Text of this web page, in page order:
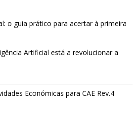
o guia prático para acertar à primeira
Artificial está a revolucionar a
Económicas para CAE Rev.4